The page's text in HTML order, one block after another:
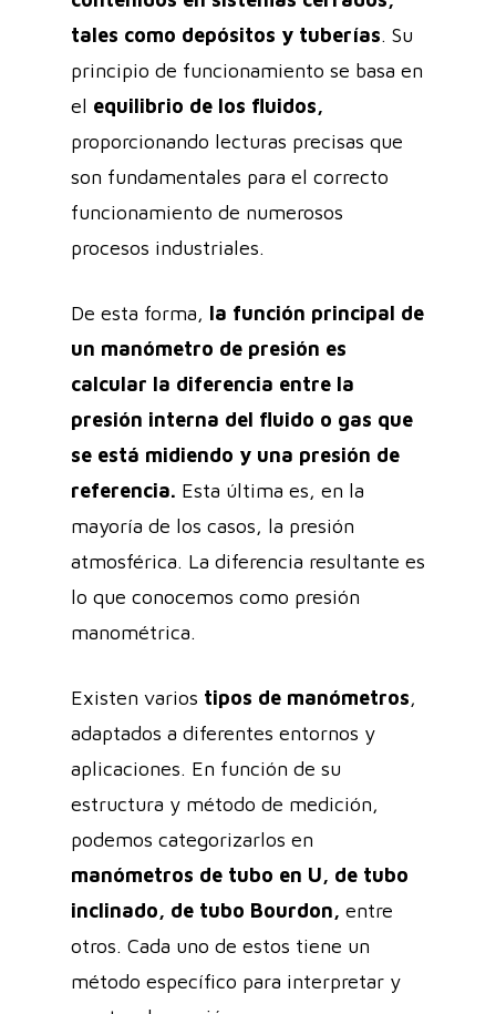
tales como depósitos y tuberías. Su
principio de funcionamiento se basa en
el equilibrio de los fluidos,
proporcionando lecturas precisas que
son fundamentales para el correcto
funcionamiento de numerosos
procesos industriales.
De esta forma, la función principal de
un manómetro de presión es
calcular la diferencia entre la
presión interna del fluido o gas que
se está midiendo y una presión de
referencia. Esta última es, en la
mayoría de los casos, la presión
atmosférica. La diferencia resultante es
lo que conocemos como presión
manométrica.
Existen varios tipos de manómetros,
adaptados a diferentes entornos y
aplicaciones. En función de su
estructura y método de medición,
podemos categorizarlos en
manómetros de tubo en U, de tubo
inclinado, de tubo Bourdon, entre
otros. Cada uno de estos tiene un
método específico para interpretar y